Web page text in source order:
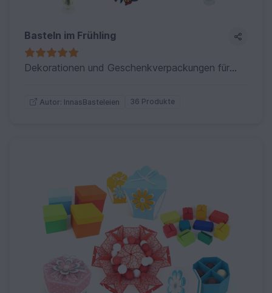
Basteln im Frühling
Dekorationen und Geschenkverpackungen für den Frühling selber basteln
Autor: InnasBasteleien 36 Produkte